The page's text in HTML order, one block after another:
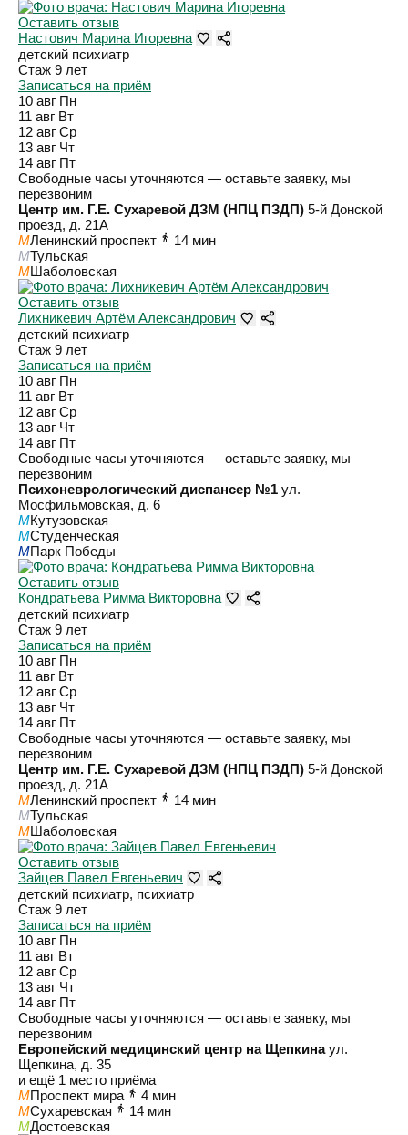
Оставить отзыв
Настович Марина Игоревна
детский психиатр
Стаж 9 лет
Записаться на приём
10 авг Пн
11 авг Вт
12 авг Ср
13 авг Чт
14 авг Пт
Свободные часы уточняются — оставьте заявку, мы
перезвоним
Центр им. Г.Е. Сухаревой ДЗМ (НПЦ ПЗДП) 5-й Донской
проезд, д. 21А
MЛенинский проспект
14 мин
MТульская
MШаболовская
Оставить отзыв
Лихникевич Артём Александрович
детский психиатр
Стаж 9 лет
Записаться на приём
10 авг Пн
11 авг Вт
12 авг Ср
13 авг Чт
14 авг Пт
Свободные часы уточняются — оставьте заявку, мы
перезвоним
Психоневрологический диспансер №1 ул.
Мосфильмовская, д. 6
MКутузовская
MСтуденческая
MПарк Победы
Оставить отзыв
Кондратьева Римма Викторовна
детский психиатр
Стаж 9 лет
Записаться на приём
10 авг Пн
11 авг Вт
12 авг Ср
13 авг Чт
14 авг Пт
Свободные часы уточняются — оставьте заявку, мы
перезвоним
Центр им. Г.Е. Сухаревой ДЗМ (НПЦ ПЗДП) 5-й Донской
проезд, д. 21А
MЛенинский проспект
14 мин
MТульская
MШаболовская
Оставить отзыв
Зайцев Павел Евгеньевич
детский психиатр, психиатр
Стаж 9 лет
Записаться на приём
10 авг Пн
11 авг Вт
12 авг Ср
13 авг Чт
14 авг Пт
Свободные часы уточняются — оставьте заявку, мы
перезвоним
Европейский медицинский центр на Щепкина ул.
Щепкина, д. 35
и ещё 1 место приёма
MПроспект мира
4 мин
MСухаревская
14 мин
MДостоевская